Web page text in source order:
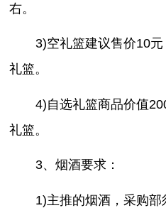
右。
3)空礼篮建议售价10
礼篮。
4)自选礼篮商品价值
礼篮。
3、烟酒要求：
1)主推的烟酒，采购